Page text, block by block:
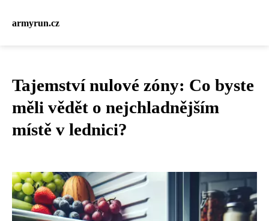
armyrun.cz
Tajemství nulové zóny: Co byste
měli vědět o nejchladnějším
místě v lednici?